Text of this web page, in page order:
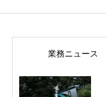
業務ニュース